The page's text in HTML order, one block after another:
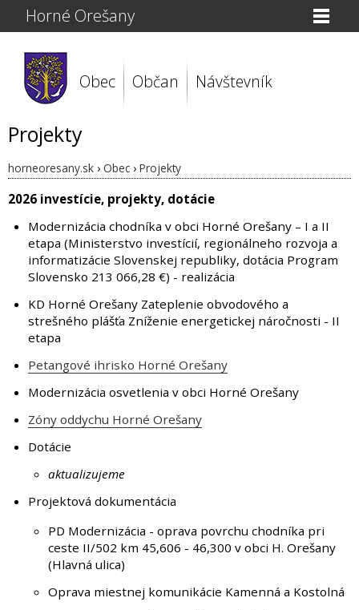
Horné Orešany
Obec Občan Návštevník
Projekty
horneoresany.sk › Obec › Projekty
2026 investície, projekty, dotácie
Modernizácia chodníka v obci Horné Orešany – I a II
etapa (Ministerstvo investícií, regionálneho rozvoja a
informatizácie Slovenskej republiky, dotácia Program
Slovensko 213 066,28 €) - realizácia
KD Horné Orešany Zateplenie obvodového a
strešného plášťa Zníženie energetickej náročnosti - II
etapa
Petangové ihrisko Horné Orešany
Modernizácia osvetlenia v obci Horné Orešany
Zóny oddychu Horné Orešany
Dotácie
aktualizujeme
Projektová dokumentácia
PD Modernizácia - oprava povrchu chodníka pri
ceste II/502 km 45,606 - 46,300 v obci H. Orešany
(Hlavná ulica)
Oprava miestnej komunikácie Kamenná a Kostolná